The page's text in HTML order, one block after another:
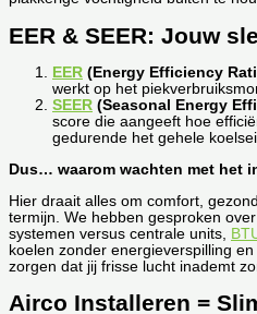
EER & SEER: Jouw
EER (Energy Efficiency
werkt op het
SEER (Seasonal Energy
score die aangeeft hoe
gedurende het gehele
Dus… waarom wachten met het
Hier draait alles om comfort,
termijn. We hebben gesproken over
systemen versus centrale units,
koelen zonder energieverspilling
zorgen dat jij frisse lucht inademt
Airco Installeren =